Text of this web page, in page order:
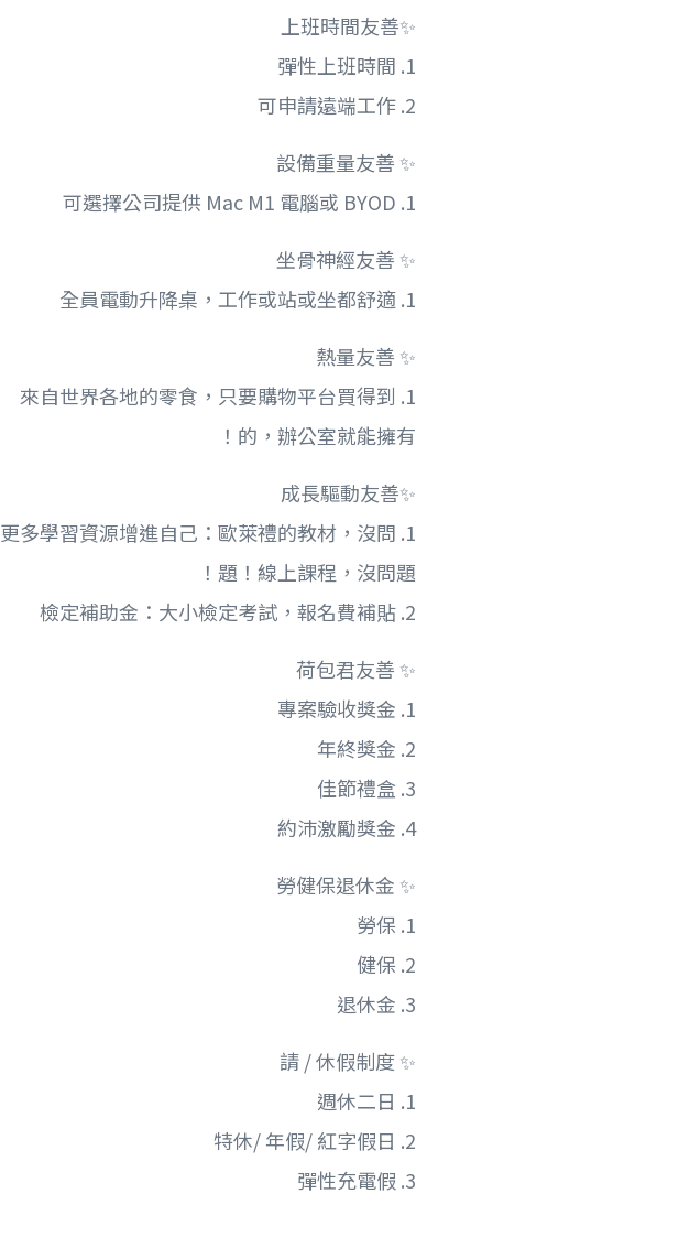
✨上班時間友善
1. 彈性上班時間
2. 可申請遠端工作
✨ 設備重量友善
1. 可選擇公司提供 Mac M1 電腦或 BYOD
✨ 坐骨神經友善
1. 全員電動升降桌，工作或站或坐都舒適
✨ 熱量友善
1. 來自世界各地的零食，只要購物平台買得到
的，辦公室就能擁有！
✨成長驅動友善
1. 更多學習資源增進自己：歐萊禮的教材，沒問
題！線上課程，沒問題！
2. 檢定補助金：大小檢定考試，報名費補貼
✨ 荷包君友善
1. 專案驗收獎金
2. 年終獎金
3. 佳節禮盒
4. 約沛激勵獎金
✨ 勞健保退休金
1. 勞保
2. 健保
3. 退休金
✨ 請 / 休假制度
1. 週休二日
2. 特休/ 年假/ 紅字假日
3. 彈性充電假